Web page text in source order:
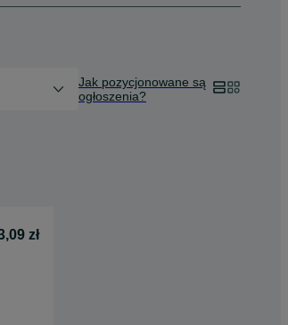
Jak pozycjonowane są
ogłoszenia?
zł